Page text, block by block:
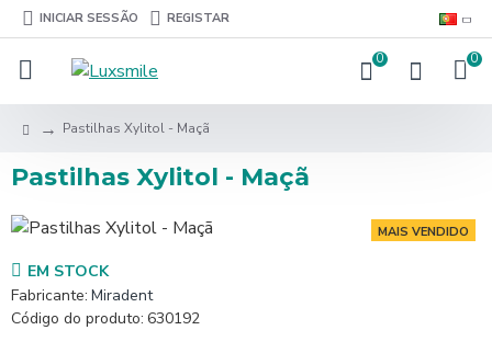
INICIAR SESSÃO REGISTAR
0 0
Pastilhas Xylitol - Maçã
Pastilhas Xylitol - Maçã
MAIS VENDIDO
EM STOCK
Fabricante: Miradent
Código do produto: 630192